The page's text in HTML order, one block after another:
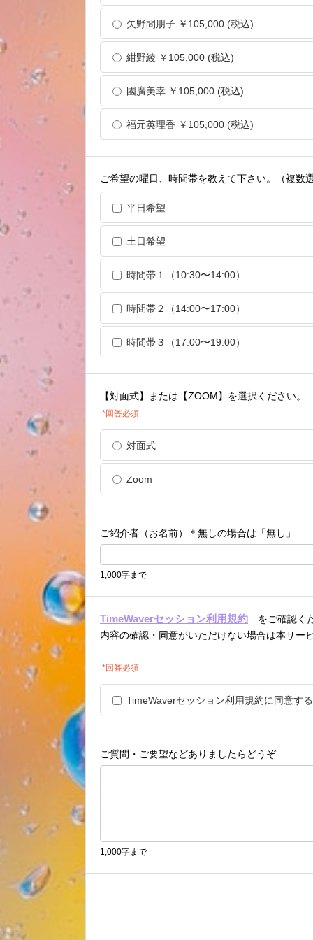
矢野間朋子 ￥105,000 (税込)
紺野綾 ￥105,000 (税込)
國廣美幸 ￥105,000 (税込)
福元英理香 ￥105,000 (税込)
ご希望の曜日、時間帯を教えて下さい。（複数
平日希望
土日希望
時間帯１（10:30〜14:00）
時間帯２（14:00〜17:00）
時間帯３（17:00〜19:00）
【対面式】または【ZOOM】を選択ください。
*回答必須
対面式
Zoom
ご紹介者（お名前）＊無しの場合は「無し」
1,000字まで
TimeWaverセッション利用規約 をご確認く
内容の確認・同意がいただけない場合は本サー
*回答必須
TimeWaverセッション利用規約に同意する
ご質問・ご要望などありましたらどうぞ
1,000字まで